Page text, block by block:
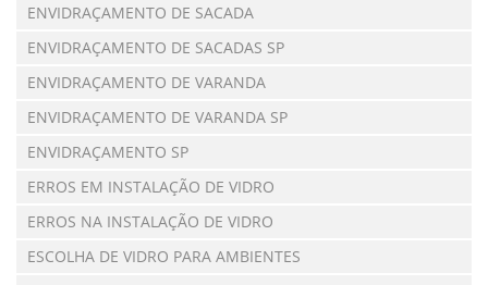
ENVIDRAÇAMENTO DE SACADA
ENVIDRAÇAMENTO DE SACADAS SP
ENVIDRAÇAMENTO DE VARANDA
ENVIDRAÇAMENTO DE VARANDA SP
ENVIDRAÇAMENTO SP
ERROS EM INSTALAÇÃO DE VIDRO
ERROS NA INSTALAÇÃO DE VIDRO
ESCOLHA DE VIDRO PARA AMBIENTES